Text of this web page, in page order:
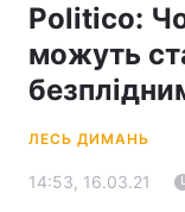
Politico:
можуть
ЛЕСЬ ДИМАНЬ
14:53, 16.03.21